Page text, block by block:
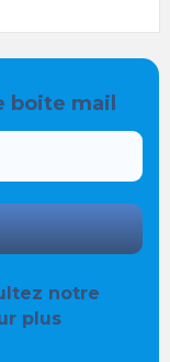
boite mail
notre
plus